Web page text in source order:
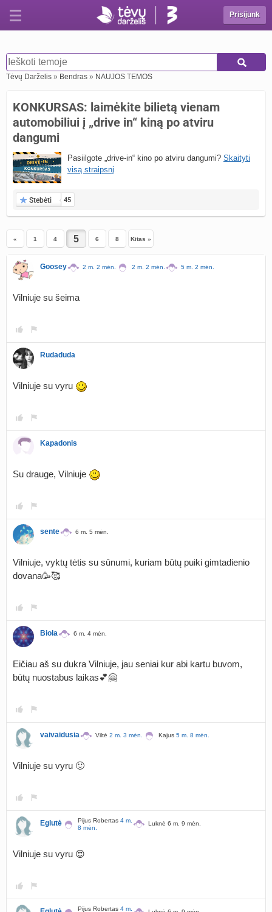
Prisijunk
Tėvų Darželis » Bendras » NAUJOS TEMOS
KONKURSAS: laimėkite bilietą vienam
automobiliui į „drive in“ kiną po atviru
dangumi
Pasiilgote „drive-in“ kino po atviru dangumi? Skaityti
visą straipsnį
Stebėti 45
« 1 4 6 8 Kitas »
Goosey 2 m. 2 mėn. 2 m. 2 mėn. 5 m. 2 mėn.
Vilniuje su šeima
Rudaduda
Vilniuje su vyru
Kapadonis
Su drauge, Vilniuje
sente 6 m. 5 mėn.
Vilniuje, vyktų tėtis su sūnumi, kuriam būtų puiki gimtadienio
dovana🥳🥰
Biola 6 m. 4 mėn.
Eičiau aš su dukra Vilniuje, jau seniai kur abi kartu buvom,
būtų nuostabus laikas💕🤗
vaivaidusia Viltė 2 m. 3 mėn. Kajus 5 m. 8 mėn.
Vilniuje su vyru 🙂
Eglutė Pijus Robertas 4 m.
8 mėn.
Luknė 6 m. 9 mėn.
Vilniuje su vyru 😍
Pijus Robertas 4 m.